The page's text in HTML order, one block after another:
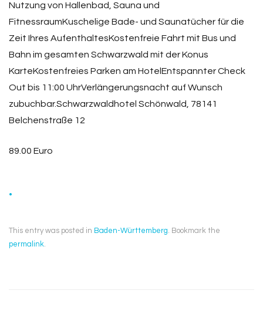
Nutzung von Hallenbad, Sauna und
FitnessraumKuschelige Bade- und Saunatücher für die
Zeit Ihres AufenthaltesKostenfreie Fahrt mit Bus und
Bahn im gesamten Schwarzwald mit der Konus
KarteKostenfreies Parken am HotelEntspannter Check
Out bis 11:00 UhrVerlängerungsnacht auf Wunsch
zubuchbar.Schwarzwaldhotel Schönwald, 78141
Belchenstraße 12
89.00 Euro
.
This entry was posted in Baden-Württemberg. Bookmark the
permalink.